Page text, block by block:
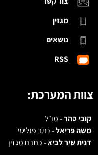
מגזין
נושאים
RSS
צוות המערכת:
קובי סהר -מו״ל
משה פריאל -כתב פוליטי
דנית שיר לביא -כתבת מגזין